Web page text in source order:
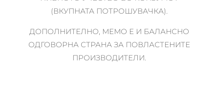
(ВКУПНАТА ПОТРОШУВАЧКА).
ДОПОЛНИТЕЛНО, МЕМО Е И БАЛАНСНО
ОДГОВОРНА СТРАНА ЗА ПОВЛАСТЕНИТЕ
ПРОИЗВОДИТЕЛИ.